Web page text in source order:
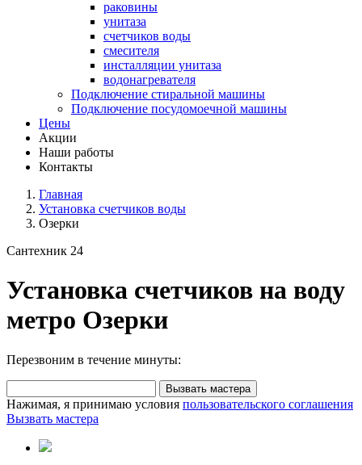
раковины
унитаза
счетчиков воды
смесителя
инсталляции унитаза
водонагревателя
Подключение стиральной машины
Подключение посудомоечной машины
Цены
Акции
Наши работы
Контакты
Главная
Установка счетчиков воды
Озерки
Сантехник 24
Установка счетчиков на воду
метро Озерки
Перезвоним в течение минуты:
Вызвать мастера
Нажимая, я принимаю условия пользовательского соглашения
Вызвать мастера